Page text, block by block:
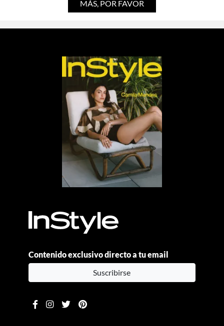
MÁS, POR FAVOR
Contenido exclusivo directo a tu email
Suscribirse